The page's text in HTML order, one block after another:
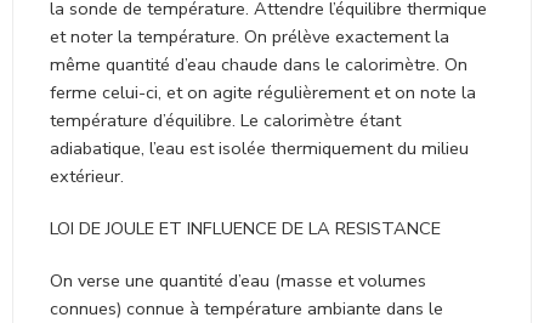
la sonde de température. Attendre l’équilibre thermique
et noter la température. On prélève exactement la
même quantité d’eau chaude dans le calorimètre. On
ferme celui-ci, et on agite régulièrement et on note la
température d’équilibre. Le calorimètre étant
adiabatique, l’eau est isolée thermiquement du milieu
extérieur.
LOI DE JOULE ET INFLUENCE DE LA RESISTANCE
On verse une quantité d’eau (masse et volumes
connues) connue à température ambiante dans le